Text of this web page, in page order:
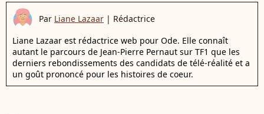
Par Liane Lazaar | Rédactrice
Liane Lazaar est rédactrice web pour Ode. Elle connaît
autant le parcours de Jean-Pierre Pernaut sur TF1 que les
derniers rebondissements des candidats de télé-réalité et a
un goût prononcé pour les histoires de coeur.